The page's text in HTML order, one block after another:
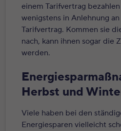
einem Tarifvertrag
wenigstens in Anlehnung
Tarifvertrag. Kommen sie
nach, kann ihnen sogar die
werden.
Herbst und
Viele haben bei den
Energiesparen vielleicht